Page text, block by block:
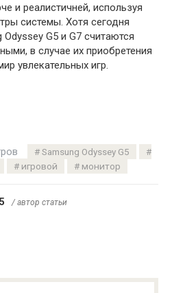
и реалистичней, используя
системы. Хотя сегодня
G5 и G7 считаются
в случае их приобретения
увлекательных игр.
Samsung Odyssey G5
игровой монитор
/ автор статьи